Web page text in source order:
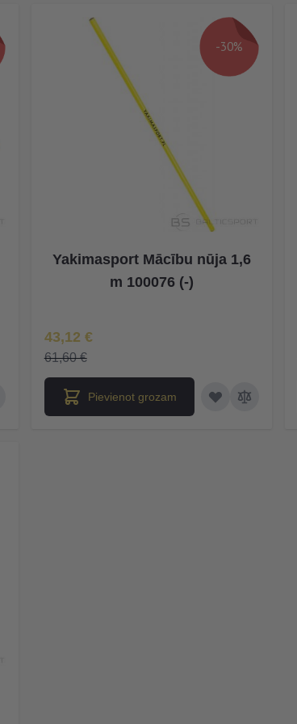
-30%
Yakimasport Mācību nūja 1,6
m 100076 (-)
Īpaša Cena
43,12 €
61,60 €
Pievienot grozam